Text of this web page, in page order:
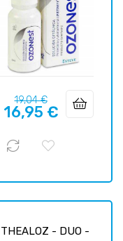
Precio
regular
19,04 €Precio
16,95 €
THEALOZ - DUO -